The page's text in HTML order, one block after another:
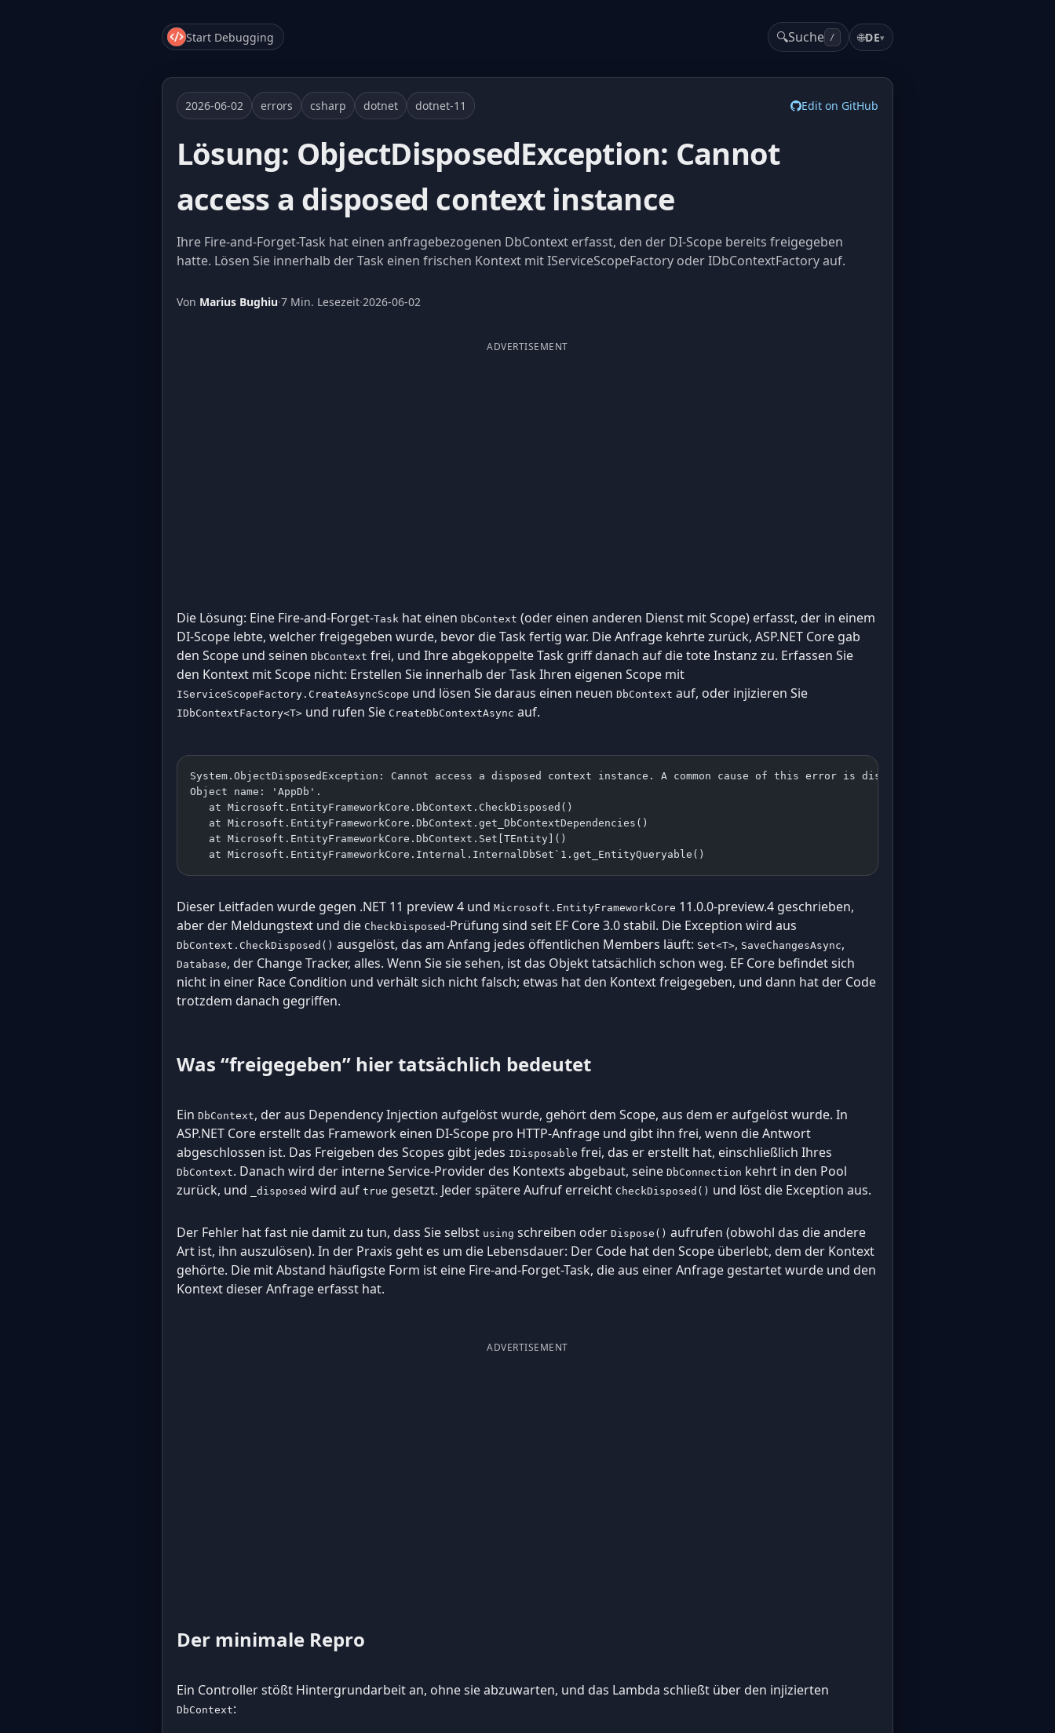
Start Debugging 🔍Suche / 🌐DE▾
2026-06-02 errors csharp dotnet dotnet-11 Edit on GitHub
Lösung: ObjectDisposedException: Cannot
access a disposed context instance
Ihre Fire-and-Forget-Task hat einen anfragebezogenen DbContext erfasst, den der DI-Scope bereits freigegeben
hatte. Lösen Sie innerhalb der Task einen frischen Kontext mit IServiceScopeFactory oder IDbContextFactory auf.
Von Marius Bughiu·7 Min. Lesezeit·2026-06-02
ADVERTISEMENT
Die Lösung: Eine Fire-and-Forget-Task hat einen DbContext (oder einen anderen Dienst mit Scope) erfasst, der in einem
DI-Scope lebte, welcher freigegeben wurde, bevor die Task fertig war. Die Anfrage kehrte zurück, ASP.NET Core gab
den Scope und seinen DbContext frei, und Ihre abgekoppelte Task griff danach auf die tote Instanz zu. Erfassen Sie
den Kontext mit Scope nicht: Erstellen Sie innerhalb der Task Ihren eigenen Scope mit
IServiceScopeFactory.CreateAsyncScope und lösen Sie daraus einen neuen DbContext auf, oder injizieren Sie
IDbContextFactory<T> und rufen Sie CreateDbContextAsync auf.
System.ObjectDisposedException: Cannot access a disposed context instance. A common cause of this error is disposing a context
Object name: 'AppDb'.
   at Microsoft.EntityFrameworkCore.DbContext.CheckDisposed()
   at Microsoft.EntityFrameworkCore.DbContext.get_DbContextDependencies()
   at Microsoft.EntityFrameworkCore.DbContext.Set[TEntity]()
   at Microsoft.EntityFrameworkCore.Internal.InternalDbSet`1.get_EntityQueryable()
Dieser Leitfaden wurde gegen .NET 11 preview 4 und Microsoft.EntityFrameworkCore 11.0.0-preview.4 geschrieben,
aber der Meldungstext und die CheckDisposed-Prüfung sind seit EF Core 3.0 stabil. Die Exception wird aus
DbContext.CheckDisposed() ausgelöst, das am Anfang jedes öffentlichen Members läuft: Set<T>, SaveChangesAsync,
Database, der Change Tracker, alles. Wenn Sie sie sehen, ist das Objekt tatsächlich schon weg. EF Core befindet sich
nicht in einer Race Condition und verhält sich nicht falsch; etwas hat den Kontext freigegeben, und dann hat der Code
trotzdem danach gegriffen.
Was “freigegeben” hier tatsächlich bedeutet
Ein DbContext, der aus Dependency Injection aufgelöst wurde, gehört dem Scope, aus dem er aufgelöst wurde. In
ASP.NET Core erstellt das Framework einen DI-Scope pro HTTP-Anfrage und gibt ihn frei, wenn die Antwort
abgeschlossen ist. Das Freigeben des Scopes gibt jedes IDisposable frei, das er erstellt hat, einschließlich Ihres
DbContext. Danach wird der interne Service-Provider des Kontexts abgebaut, seine DbConnection kehrt in den Pool
zurück, und
_disposed wird auf true gesetzt. Jeder spätere Aufruf erreicht CheckDisposed() und löst die Exception aus.
Der Fehler hat fast nie damit zu tun, dass Sie selbst using schreiben oder Dispose() aufrufen (obwohl das die andere
Art ist, ihn auszulösen). In der Praxis geht es um die Lebensdauer: Der Code hat den Scope überlebt, dem der Kontext
gehörte. Die mit Abstand häufigste Form ist eine Fire-and-Forget-Task, die aus einer Anfrage gestartet wurde und den
Kontext dieser Anfrage erfasst hat.
ADVERTISEMENT
Der minimale Repro
Ein Controller stößt Hintergrundarbeit an, ohne sie abzuwarten, und das Lambda schließt über den injizierten
DbContext: